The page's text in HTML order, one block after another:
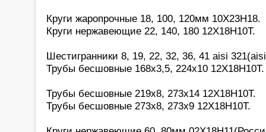
Круги жаропрочные 18, 100, 120мм 10Х23Н18.
Круги нержавеющие 22, 140, 180 12Х18Н10Т.
Шестигранники 8, 19, 22, 32, 36, 41 aisi
Трубы бесшовные 168х3,5, 224х10
Трубы бесшовные 219х8, 273х14 12Х18Н10Т.
Трубы бесшовные 273х8, 273х9 12Х18Н10Т.